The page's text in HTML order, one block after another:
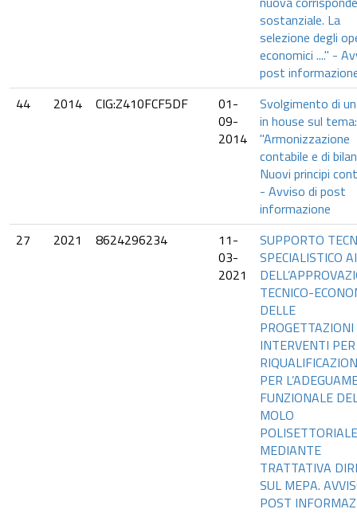
sostanziale. La
selezione degli
economici ...." -
post
44
2014 CIG:Z410FCF5DF
01-
09-
2014
Svolgimento di
in house sul tema:
"Armonizzazione
contabile e di
Nuovi principi
- Avviso di post
informazione
27
2021 8624296234
11-
03-
2021
SUPPORTO
SPECIALISTICO
TECNICO-
DELLE
INTERVENTI
PER
FUNZIONALE
MOLO
POLISETTORIALE
MEDIANTE
TRATTATIVA
SUL MEPA.
POST